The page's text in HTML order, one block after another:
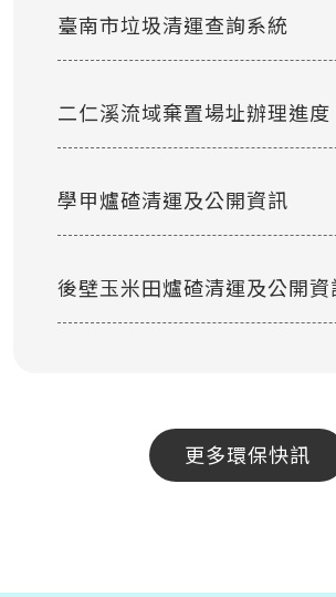
臺南市垃圾清運查詢系統
二仁溪流域棄置場址辦理進度
學甲爐碴清運及公開資訊
後壁玉米田爐碴清運及公開資
更多環保快訊